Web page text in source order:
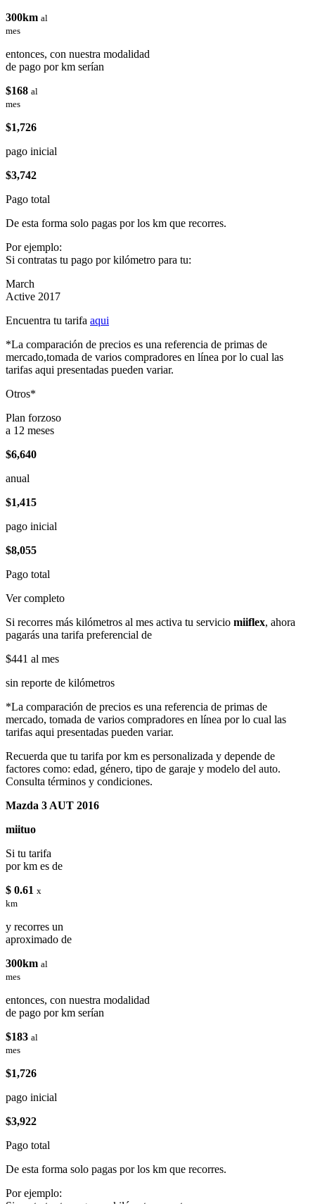
300km al
mes
entonces, con nuestra modalidad
de pago por km serían
$168 al
mes
$1,726
pago inicial
$3,742
Pago total
De esta forma solo pagas por los km que recorres.
Por ejemplo:
Si contratas tu pago por kilómetro para tu:
March
Active 2017
Encuentra tu tarifa aqui
*La comparación de precios es una referencia de primas de
mercado,tomada de varios compradores en línea por lo cual las
tarifas aqui presentadas pueden variar.
Otros*
Plan forzoso
a 12 meses
$6,640
anual
$1,415
pago inicial
$8,055
Pago total
Ver completo
Si recorres más kilómetros al mes activa tu servicio miiflex, ahora
pagarás una tarifa preferencial de
$441 al mes
sin reporte de kilómetros
*La comparación de precios es una referencia de primas de
mercado, tomada de varios compradores en línea por lo cual las
tarifas aqui presentadas pueden variar.
Recuerda que tu tarifa por km es personalizada y depende de
factores como: edad, género, tipo de garaje y modelo del auto.
Consulta términos y condiciones.
Mazda 3 AUT 2016
miituo
Si tu tarifa
por km es de
$ 0.61 x
km
y recorres un
aproximado de
300km al
mes
entonces, con nuestra modalidad
de pago por km serían
$183 al
mes
$1,726
pago inicial
$3,922
Pago total
De esta forma solo pagas por los km que recorres.
Por ejemplo: